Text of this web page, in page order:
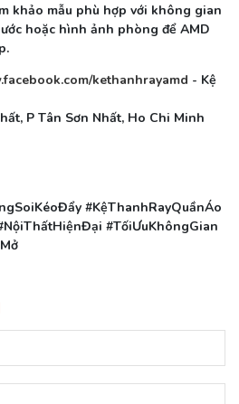
khảo mẫu phù hợp với không gian
hoặc hình ảnh phòng để AMD
kethanhrayamd - Kệ
P Tân Sơn Nhất, Ho Chi Minh
#KệThanhRayQuầnÁo
#TốiƯuKhôngGian